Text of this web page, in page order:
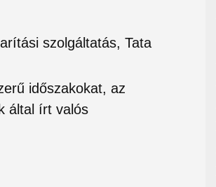
szolgáltatás, Tata
időszakokat, az
által írt valós